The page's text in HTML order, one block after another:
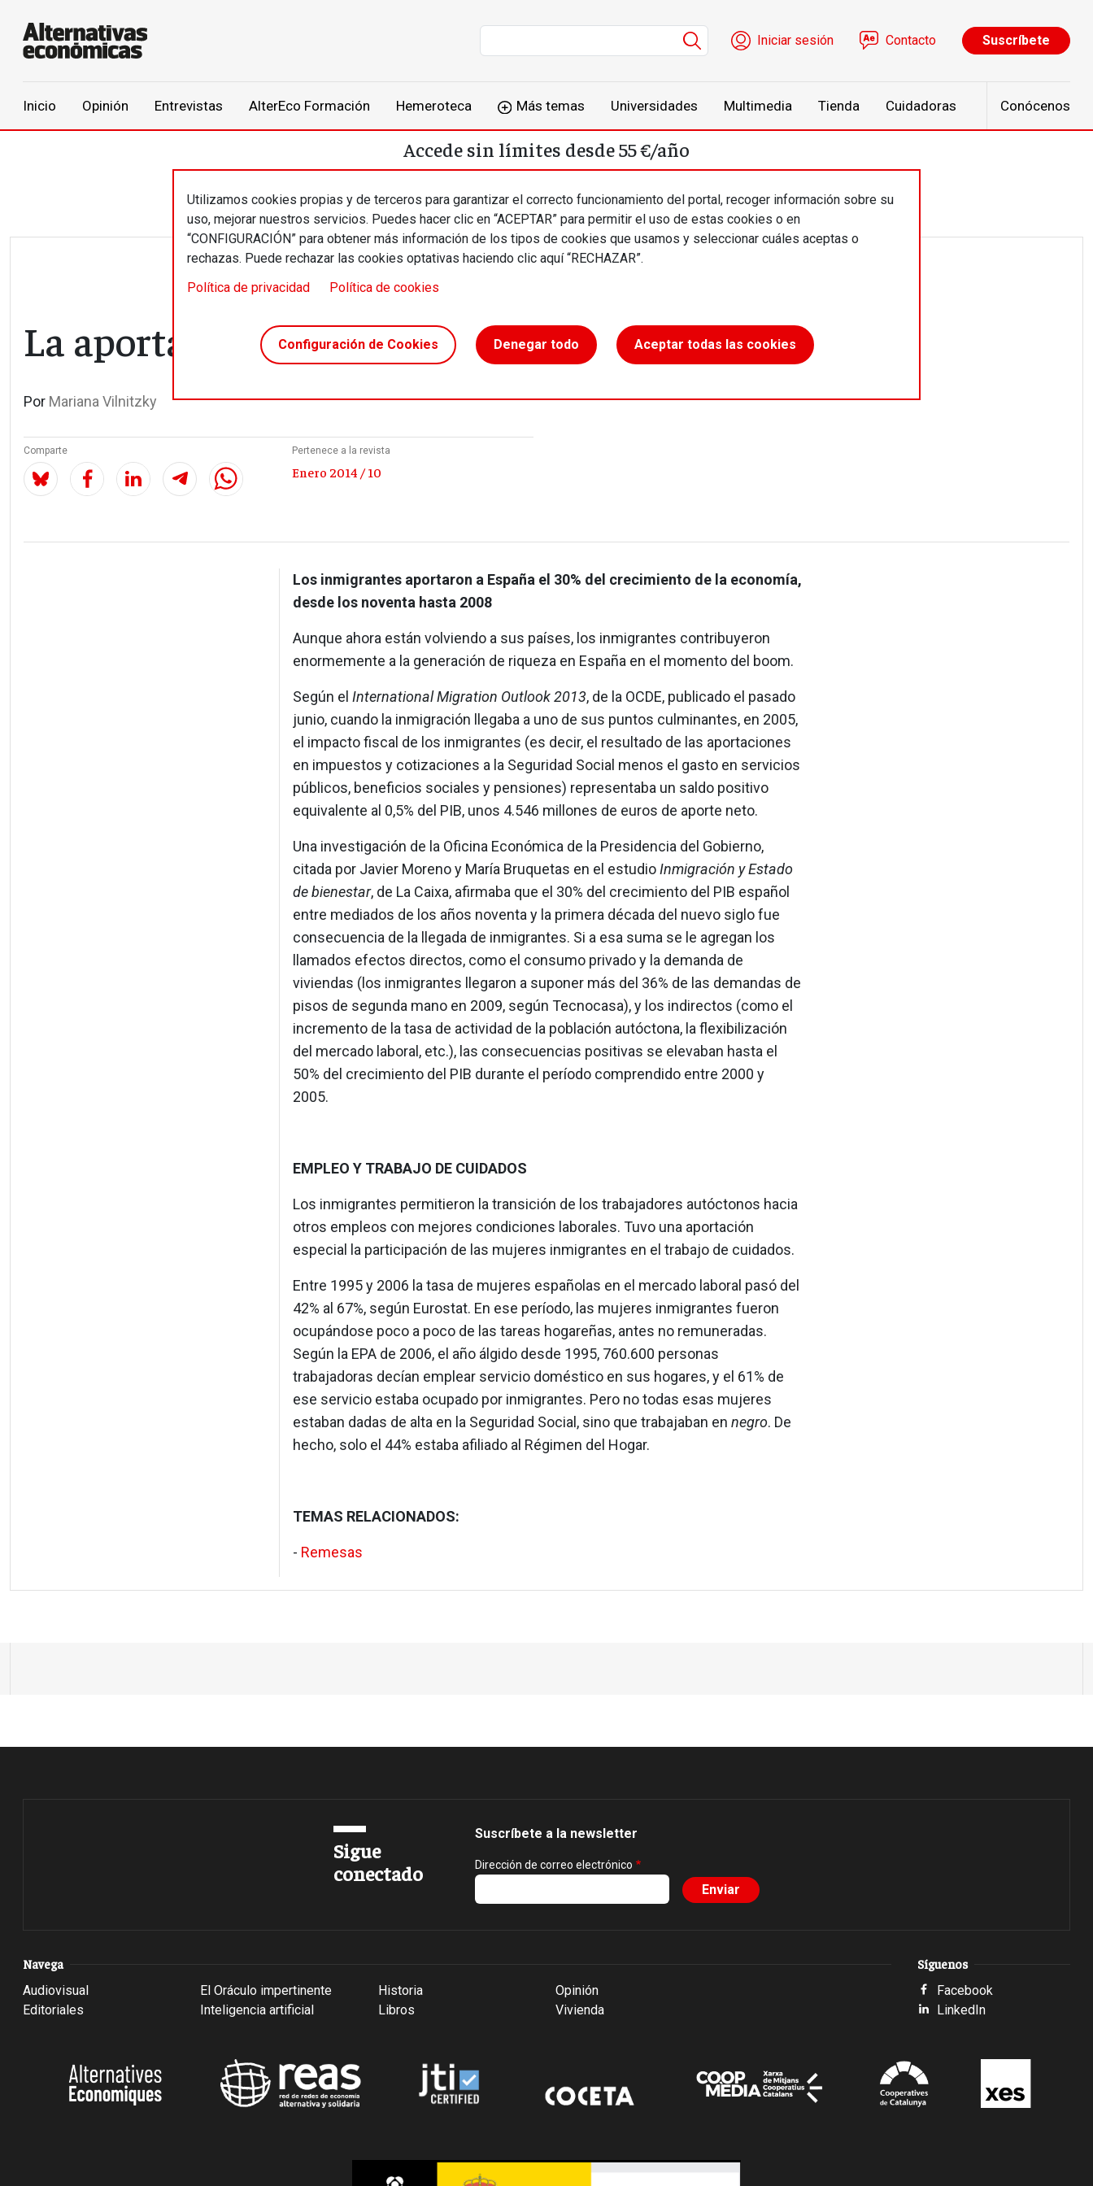
Menú de cuenta de usuario
Iniciar sesión Contacto Suscríbete
Inicio Opinión Entrevistas AlterEco Formación Hemeroteca Más temas Universidades Multimedia Tienda Cuidadoras Conócenos
Utilizamos cookies propias y de terceros para garantizar el correcto funcionamiento del portal, recoger información sobre su
uso, mejorar nuestros servicios. Puedes hacer clic en “ACEPTAR” para permitir el uso de estas cookies o en
“CONFIGURACIÓN” para obtener más información de los tipos de cookies que usamos y seleccionar cuáles aceptas o
rechazas. Puede rechazar las cookies optativas haciendo clic aquí “RECHAZAR”.
Política de privacidad
Política de cookies
Configuración de Cookies Denegar todo Aceptar todas las cookies
Accede sin límites desde 55 €/año
La aportación económica
Por Mariana Vilnitzky
Comparte Pertenece a la revista
Enero 2014 / 10
Los inmigrantes aportaron a España el 30% del crecimiento de la economía,
desde los noventa hasta 2008
Aunque ahora están volviendo a sus países, los inmigrantes contribuyeron
enormemente a la generación de riqueza en España en el momento del boom.
Según el International Migration Outlook 2013, de la OCDE, publicado el pasado
junio, cuando la inmigración llegaba a uno de sus puntos culminantes, en 2005,
el impacto fiscal de los inmigrantes (es decir, el resultado de las aportaciones
en impuestos y cotizaciones a la Seguridad Social menos el gasto en servicios
públicos, beneficios sociales y pensiones) representaba un saldo positivo
equivalente al 0,5% del PIB, unos 4.546 millones de euros de aporte neto.
Una investigación de la Oficina Económica de la Presidencia del Gobierno,
citada por Javier Moreno y María Bruquetas en el estudioInmigración y Estado
de bienestar, de La Caixa, afirmaba que el 30% del crecimiento del PIB español
entre mediados de los años noventa y la primera década del nuevo siglo fue
consecuencia de la llegada de inmigrantes. Si a esa suma se le agregan los
llamados efectos directos, como el consumo privado y la demanda de
viviendas (los inmigrantes llegaron a suponer más del 36% de las demandas de
pisos de segunda mano en 2009, según Tecnocasa), y los indirectos (como el
incremento de la tasa de actividad de la población autóctona, la flexibilización
del mercado laboral, etc.), las consecuencias positivas se elevaban hasta el
50% del crecimiento del PIB durante el período comprendido entre 2000 y
2005.
EMPLEO Y TRABAJO DE CUIDADOS
Los inmigrantes permitieron la transición de los trabajadores autóctonos hacia
otros empleos con mejores condiciones laborales. Tuvo una aportación
especial la participación de las mujeres inmigrantes en el trabajo de cuidados.
Entre 1995 y 2006 la tasa de mujeres españolas en el mercado laboral pasó del
42% al 67%, según Eurostat. En ese período, las mujeres inmigrantes fueron
ocupándose poco a poco de las tareas hogareñas, antes no remuneradas.
Según la EPA de 2006, el año álgido desde 1995, 760.600 personas
trabajadoras decían emplear servicio doméstico en sus hogares, y el 61% de
ese servicio estaba ocupado por inmigrantes. Pero no todas esas mujeres
estaban dadas de alta en la Seguridad Social, sino que trabajaban en negro. De
hecho, solo el 44% estaba afiliado al Régimen del Hogar.
TEMAS RELACIONADOS:
- Remesas
Sigue
conectado
Suscríbete a la newsletter
Dirección de correo electrónico
Navega
Audiovisual
Editoriales
El Oráculo impertinente
Inteligencia artificial
Historia
Libros
Opinión
Vivienda
Síguenos
Facebook
LinkedIn